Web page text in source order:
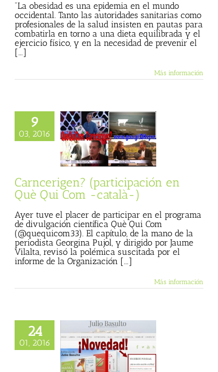
"La obesidad es una epidemia en el mundo
occidental. Tanto las autoridades sanitarias como
profesionales de la salud insisten en pautas para
combatirla en torno a una dieta equilibrada y el
ejercicio físico, y en la necesidad de prevenir el
[...]
Más información
9
03, 2016
Carncerigen? (participación en
Què Qui Com -català-)
Ayer tuve el placer de participar en el programa
de divulgación científica Què Qui Com
(@quequicom33). El capítulo, de la mano de la
periodista Georgina Pujol, y dirigido por Jaume
Vilalta, revisó la polémica suscitada por el
informe de la Organización [...]
Más información
24
01, 2016
suscripción a mi